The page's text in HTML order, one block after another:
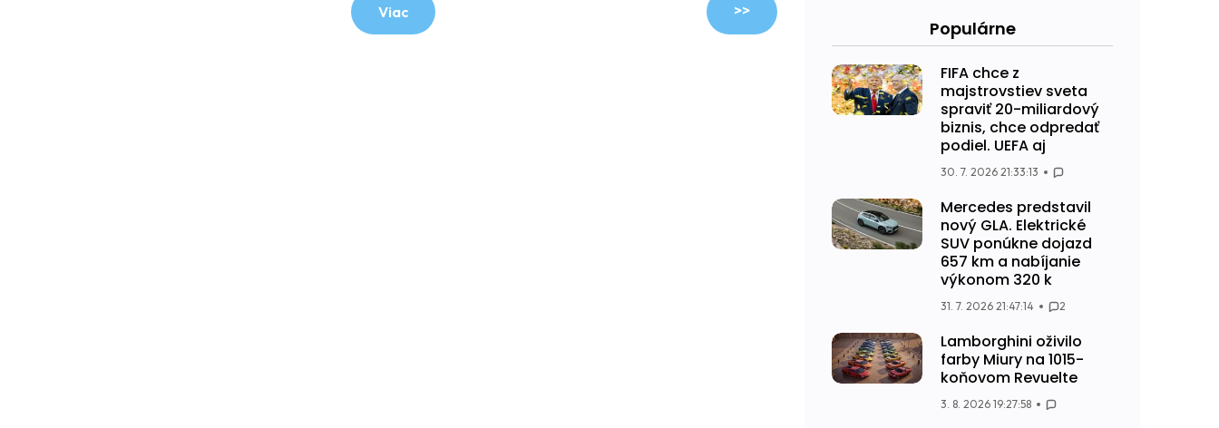
>>
Populárne
FIFA chce z
majstrovstiev sveta
spraviť 20-miliardový
biznis, chce odpredať
podiel. UEFA aj
30. 7. 2026 21:33:13
Mercedes predstavil
nový GLA. Elektrické
SUV ponúkne dojazd
657 km a nabíjanie
výkonom 320 k
31. 7. 2026 21:47:14 2
Lamborghini oživilo
farby Miury na 1015-
koňovom Revuelte
3. 8. 2026 19:27:58